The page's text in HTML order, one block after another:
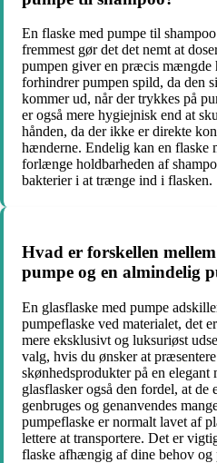
En flaske med pumpe til
fremmest gør det det nemt at
pumpen giver en præcis mængde
forhindrer pumpen spild, da den
kommer ud, når der trykkes på
er også mere hygiejnisk end at
hånden, da der ikke er direkte
hænderne. Endelig kan en flaske
forlænge holdbarheden af
bakterier i at trænge ind i flasken.
Hvad er forskellen
pumpe og en almindelig
En glasflaske med pumpe
pumpeflaske ved materialet, det
mere eksklusivt og luksuriøst
valg, hvis du ønsker at
skønhedsprodukter på en
glasflasker også den fordel, at de
genbruges og genanvendes
pumpeflaske er normalt lavet af
lettere at transportere. Det er
flaske afhængig af dine behov og